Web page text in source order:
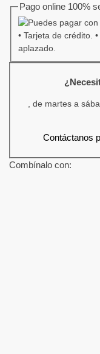
Pago online 100%
, de martes a
Contáctanos
Combínalo con: